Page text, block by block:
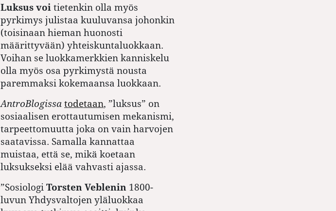
Luksus voi tietenkin olla myös
pyrkimys julistaa kuuluvansa johonkin
(toisinaan hieman huonosti
määrittyvään) yhteiskuntaluokkaan.
Voihan se luokkamerkkien kanniskelu
olla myös osa pyrkimystä nousta
paremmaksi kokemaansa luokkaan.
AntroBlogissa todetaan, ”luksus” on
sosiaalisen erottautumisen mekanismi,
tarpeettomuutta joka on vain harvojen
saatavissa. Samalla kannattaa
muistaa, että se, mikä koetaan
luksukseksi elää vahvasti ajassa.
”Sosiologi Torsten Veblenin 1800-
luvun Yhdysvaltojen yläluokkaa